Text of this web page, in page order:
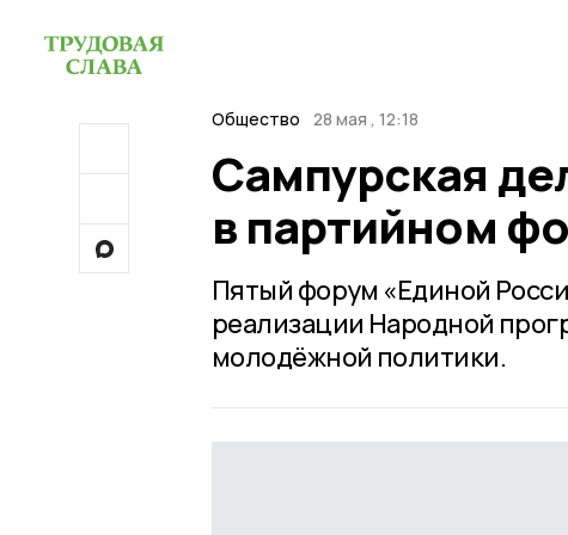
Общество 28 мая , 12:18
Сампурская
в партийном
Пятый форум «Единой
реализации Народной
молодёжной политики.